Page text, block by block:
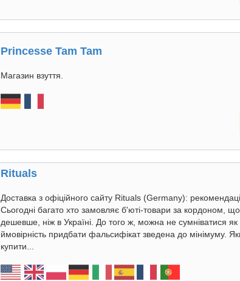
Princesse Tam Tam
Магазин взуття.
Rituals
Доставка з офіційного сайту Rituals (Germany):
Сьогодні багато хто замовляє б'юті-товари за кордоном,
дешевше, ніж в Україні. До того ж, можна не сумніватися
ймовірність придбати фальсифікат зведена до мінімуму.
купити...